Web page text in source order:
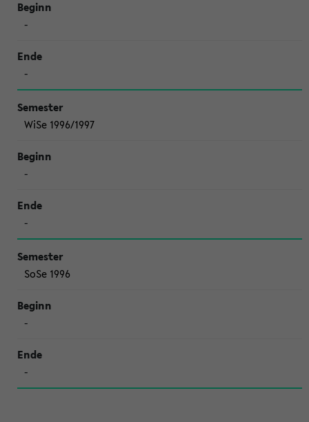
-
-
WiSe 1996/1997
-
-
SoSe 1996
-
-